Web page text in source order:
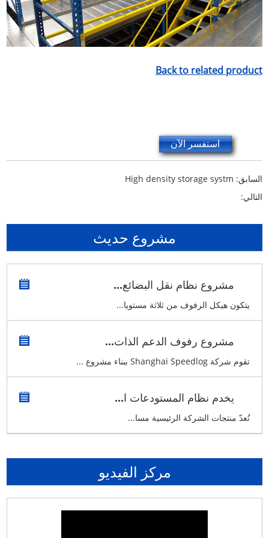
Back to related product
استفسر الآن
السابق: High density storage systm
التالي:
مشروع حديث
مشروع نظام نقل البضائع...
يتكون هيكل الرفوف من ثلاثة مستويا...
مشروع رفوف الدعم الذات...
تقوم شركة Shanghai Speedlog ببناء مشروع ...
يخدم نظام المستودعات ا...
تُعدّ منتجات الشركة الرئيسية مسا...
مركز الفيديو